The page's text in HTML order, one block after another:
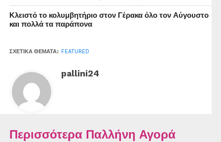
MoMa», με πανάκριβα έργα τέχνης και συλλεκτικές
Ferrari
Κλειστό το κολυμβητήριο στον Γέρακα όλο τον Αύγουστο
και πολλά τα παράπονα
ΣΧΕΤΙΚΆ ΘΈΜΑΤΑ: FEATURED
pallini24
Περισσότερα Παλλήνη Αγορά